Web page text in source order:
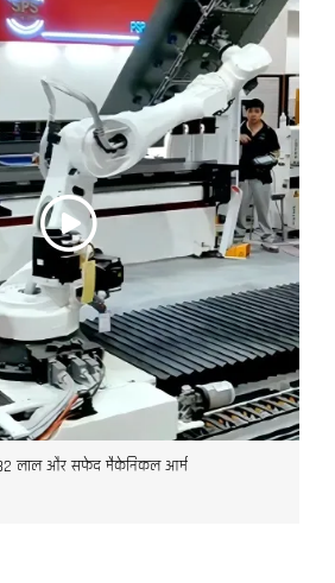
लाल और सफेद मैकेनिकल आर्म